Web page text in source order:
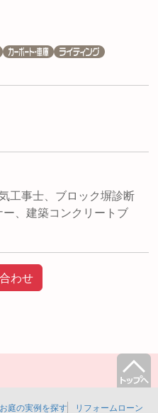
工事士、ブロック塀診断
、建築コンクリートブ
わせ
お庭の実例を探す リフォームローン